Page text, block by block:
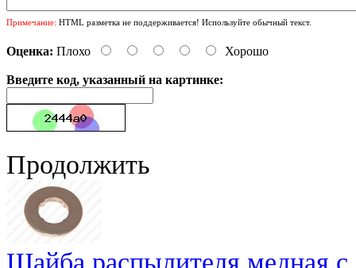
Примечание: HTML разметка не поддерживается! Используйте обычный текст.
Оценка: Плохо Хорошо
Введите код, указанный на картинке:
Продолжить
Шайба распылителя медная